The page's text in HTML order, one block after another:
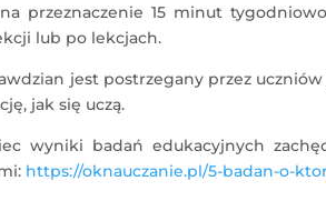
przeznaczenie 15 minut
lub po lekcjach.
jest postrzegany przez
jak się uczą.
wyniki badań edukacyjnych
https://oknauczanie.pl/5-badan-o-